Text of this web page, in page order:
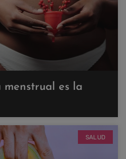
menstrual es la
SALUD